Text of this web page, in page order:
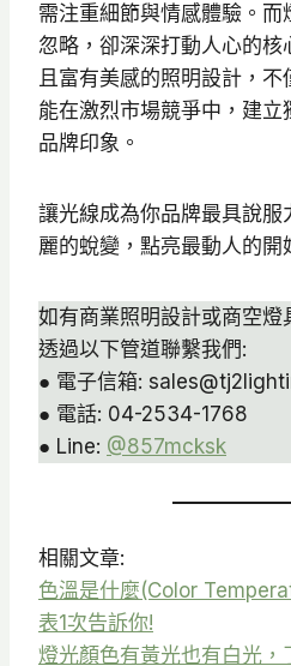
需注重細節與情感體驗。
忽略，卻深深打動人心的
且富有美感的照明設計，
能在激烈市場競爭中，建
品牌印象。
讓光線成為你品牌最具說
麗的蛻變，點亮最動人的開
如有商業照明設計或商空燈
透過以下管道聯繫我們:
● 電子信箱:
● 電話: 04-2534-1768
● Line: @857mcksk
相關文章:
色溫是什麼(Color
表1次告訴你!
燈光顏色有黃光也有白光，